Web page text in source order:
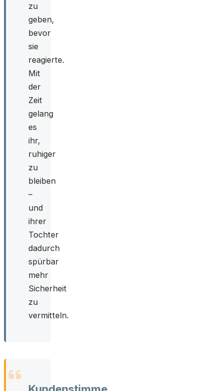
zu
geben,
bevor
sie
reagierte.
Mit
der
Zeit
gelang
es
ihr,
ruhiger
zu
bleiben
–
und
ihrer
Tochter
dadurch
spürbar
mehr
Sicherheit
zu
vermitteln.